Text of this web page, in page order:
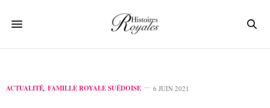
ACTUALITÉ, FAMILLE ROYALE SUÉDOISE 6 JUIN 2021